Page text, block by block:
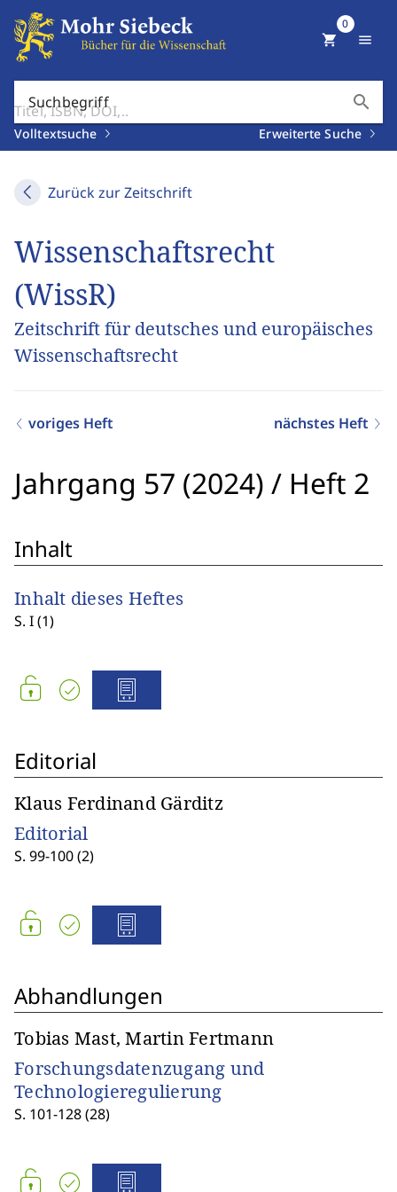
Suchbegriff search
Volltextsuche Erweiterte Suche
shopping_cart
0
menu
Zurück zur Zeitschrift
Wissenschaftsrecht
(WissR)
Zeitschrift für deutsches und europäisches
Wissenschaftsrecht
voriges Heft nächstes Heft
Jahrgang 57 (2024) / Heft 2
Inhalt
Inhalt dieses Heftes
S. I (1)
Editorial
Klaus Ferdinand Gärditz
Editorial
S. 99-100 (2)
Abhandlungen
Tobias Mast, Martin Fertmann
Forschungsdatenzugang und
Technologieregulierung
S. 101-128 (28)